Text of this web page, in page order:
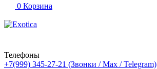
0 Корзина
Телефоны
+7(999) 345-27-21 (Звонки / Max / Telegram)